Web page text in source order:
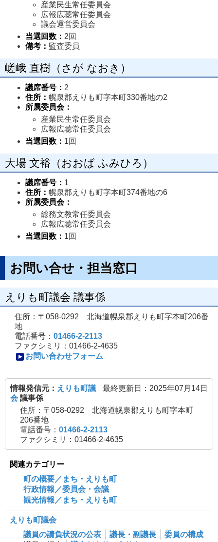
産業民生常任委員会
広報広聴常任委員会
議会運営委員会
当選回数： 2回
備考： 監査委員
嵯峨 直樹（さが なおき）
議席番号： 2
住所： 幌泉郡えりも町字本町330番地の2
所属委員会：
産業民生常任委員会
広報広聴常任委員会
当選回数： 1回
大場 文裕（おおば ふみひろ）
議席番号： 1
住所： 幌泉郡えりも町字本町374番地の6
所属委員会：
総務文教常任委員会
広報広聴常任委員会
当選回数： 1回
お問い合せ・担当窓口
えりも町議会 議事係
住所：〒058-0292 北海道幌泉郡えりも町字本町206番
地
電話番号： 01466-2-2113
ファクシミリ：01466-2-4635
お問い合わせフォーム
最終更新日：2025年07月14日
情報発信元： えりも町議
会 議事係
住所：〒058-0292 北海道幌泉郡えりも町字本町
206番地
電話番号： 01466-2-2113
ファクシミリ：01466-2-4635
関連カテゴリー
町の概要／まち・えりも町
行政情報／委員会・会議
観光情報／まち・えりも町
えりも町議会
議員の請負状況の公表
議長・副議長
委員の構成